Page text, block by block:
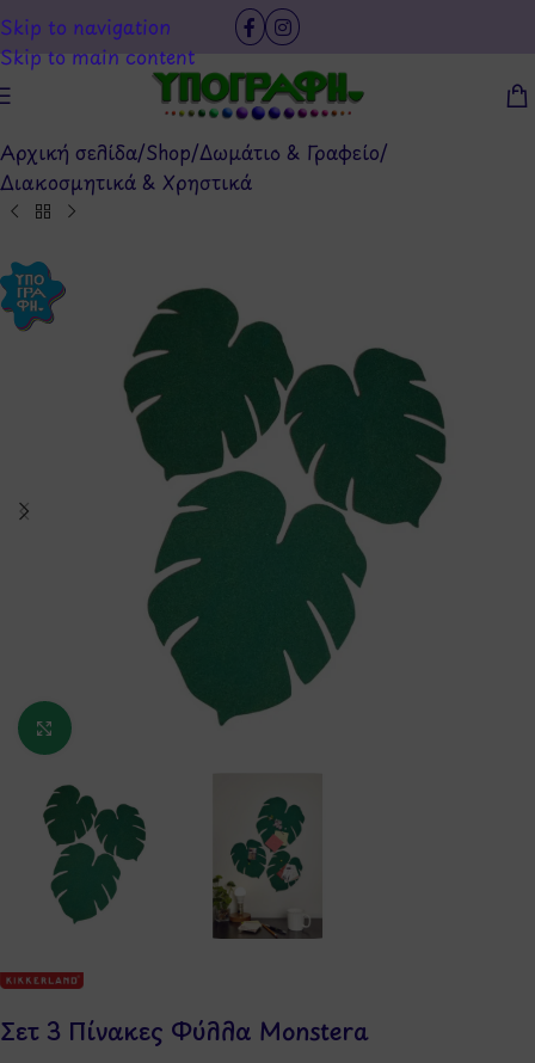
Skip to navigation
Skip to main content
Αρχική σελίδα/Shop/Δωμάτιο & Γραφείο/
Διακοσμητικά & Χρηστικά
Κάντε κλικ για μεγέθυνση
Σετ 3 Πίνακες Φύλλα Monstera